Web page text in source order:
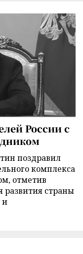
России с
поздравил
комплекса
отметив
развития страны
и